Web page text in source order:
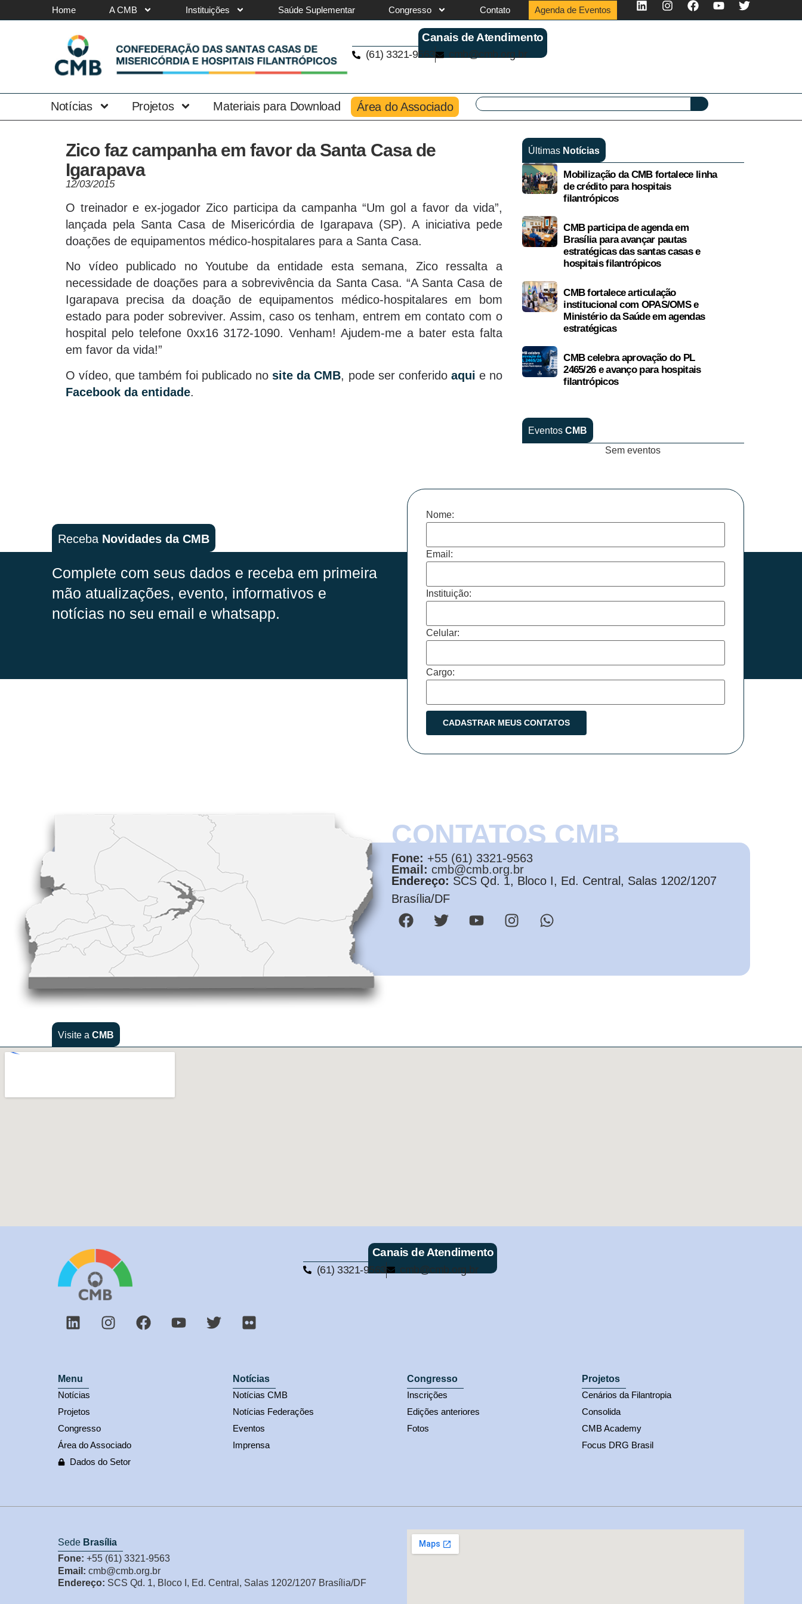
Home A CMB Instituições Saúde Suplementar Congresso Contato Agenda de Eventos
Canais de Atendimento
(61) 3321-9563 cmb@cmb.org.br
Notícias Projetos Materiais para Download Área do Associado
Zico faz campanha em favor da Santa Casa de
Igarapava
12/03/2015
O treinador e ex-jogador Zico participa da campanha “Um gol a favor da vida”,
lançada pela Santa Casa de Misericórdia de Igarapava (SP). A iniciativa pede
doações de equipamentos médico-hospitalares para a Santa Casa.
No vídeo publicado no Youtube da entidade esta semana, Zico ressalta a
necessidade de doações para a sobrevivência da Santa Casa. “A Santa Casa de
Igarapava precisa da doação de equipamentos médico-hospitalares em bom
estado para poder sobreviver. Assim, caso os tenham, entrem em contato com o
hospital pelo telefone 0xx16 3172-1090. Venham! Ajudem-me a bater esta falta
em favor da vida!”
O vídeo, que também foi publicado nosite da CMB, pode ser conferido aqui e no
Facebook da entidade.
Últimas Notícias
Mobilização da CMB fortalece linha
de crédito para hospitais
filantrópicos
CMB participa de agenda em
Brasília para avançar pautas
estratégicas das santas casas e
hospitais filantrópicos
CMB fortalece articulação
institucional com OPAS/OMS e
Ministério da Saúde em agendas
estratégicas
CMB celebra aprovação do PL
2465/26 e avanço para hospitais
filantrópicos
Eventos CMB
Sem eventos
Receba Novidades da CMB
Complete com seus dados e receba em primeira
mão atualizações, evento, informativos e
notícias no seu email e whatsapp.
Nome:
Email:
Instituição:
Celular:
Cargo:
CONTATOS CMB
Fone: +55 (61) 3321-9563
Email: cmb@cmb.org.br
Endereço: SCS Qd. 1, Bloco I, Ed. Central, Salas 1202/1207
Brasília/DF
Visite a CMB
Canais de Atendimento
(61) 3321-9563 cmb@cmb.org.br
Menu
Notícias
Projetos
Congresso
Área do Associado
Dados do Setor
Notícias
Notícias CMB
Notícias Federações
Eventos
Imprensa
Congresso
Inscrições
Edições anteriores
Fotos
Projetos
Cenários da Filantropia
Consolida
CMB Academy
Focus DRG Brasil
Sede Brasília
Fone: +55 (61) 3321-9563
Email: cmb@cmb.org.br
Endereço: SCS Qd. 1, Bloco I, Ed. Central, Salas 1202/1207 Brasília/DF